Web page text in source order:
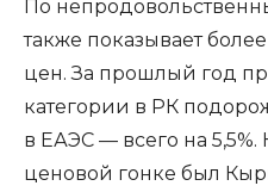
По
также показывает
цен. За прошлый год
категории в РК
в ЕАЭС — всего на 5,5%.
ценовой гонке был